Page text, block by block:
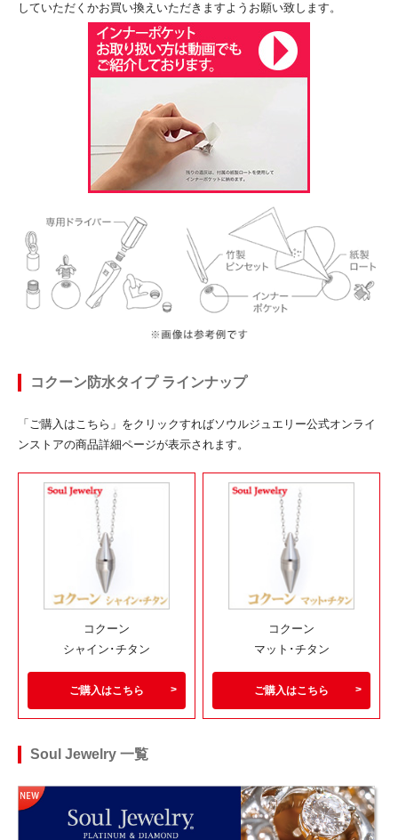
していただくかお買い換えいただきますようお願い致します。
コクーン防水タイプ ラインナップ
「ご購入はこちら」をクリックすればソウルジュエリー公式オンライ
ンストアの商品詳細ページが表示されます。
コクーン
シャイン･チタン
ご購入はこちら
コクーン
マット･チタン
ご購入はこちら
Soul Jewelry 一覧